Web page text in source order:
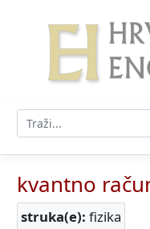
kvantno
struka(e): fizika